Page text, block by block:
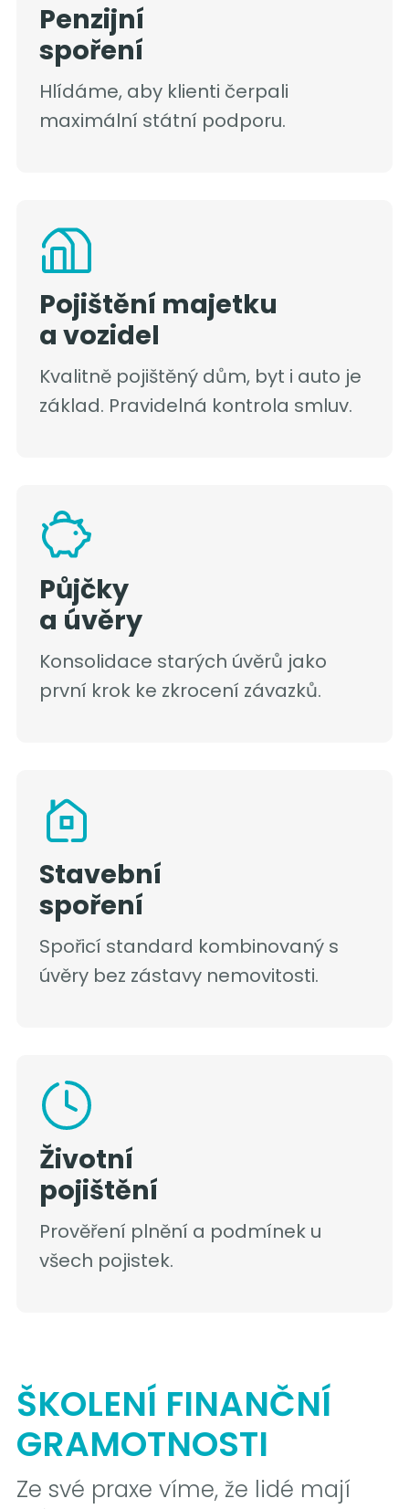
Penzijní
spoření
Hlídáme, aby klienti čerpali
maximální státní podporu.
Pojištění majetku
a vozidel
Kvalitně pojištěný dům, byt i auto je
základ. Pravidelná kontrola smluv.
Půjčky
a úvěry
Konsolidace starých úvěrů jako
první krok ke zkrocení závazků.
Stavební
spoření
Spořicí standard kombinovaný s
úvěry bez zástavy nemovitosti.
Životní
pojištění
Prověření plnění a podmínek u
všech pojistek.
ŠKOLENÍ FINANČNÍ
GRAMOTNOSTI
Ze své praxe víme, že lidé mají